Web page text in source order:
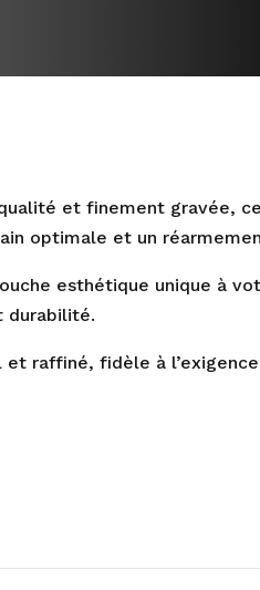
et finement gravée,
optimale et un
esthétique unique à
durabilité.
raffiné, fidèle à